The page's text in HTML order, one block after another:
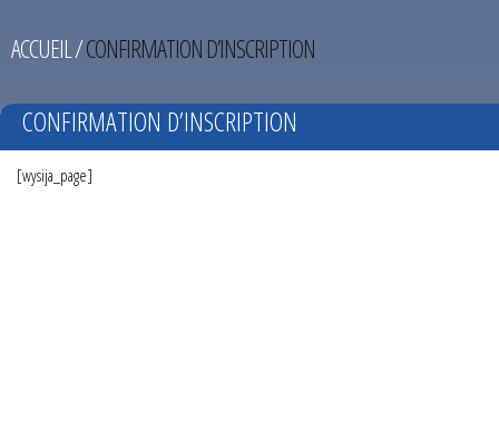
ACCUEIL/CONFIRMATION D’INSCRIPTION
CONFIRMATION D’INSCRIPTION
[wysija_page]